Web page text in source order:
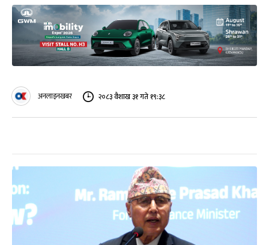
अनलाइनखबर २०८३ वैशाख ३१ गते १९:३८